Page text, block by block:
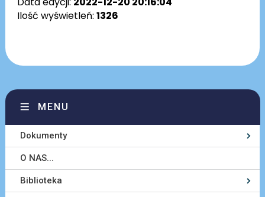
Ilość wyświetleń: 1326
MENU
Dokumenty
O NAS...
Biblioteka